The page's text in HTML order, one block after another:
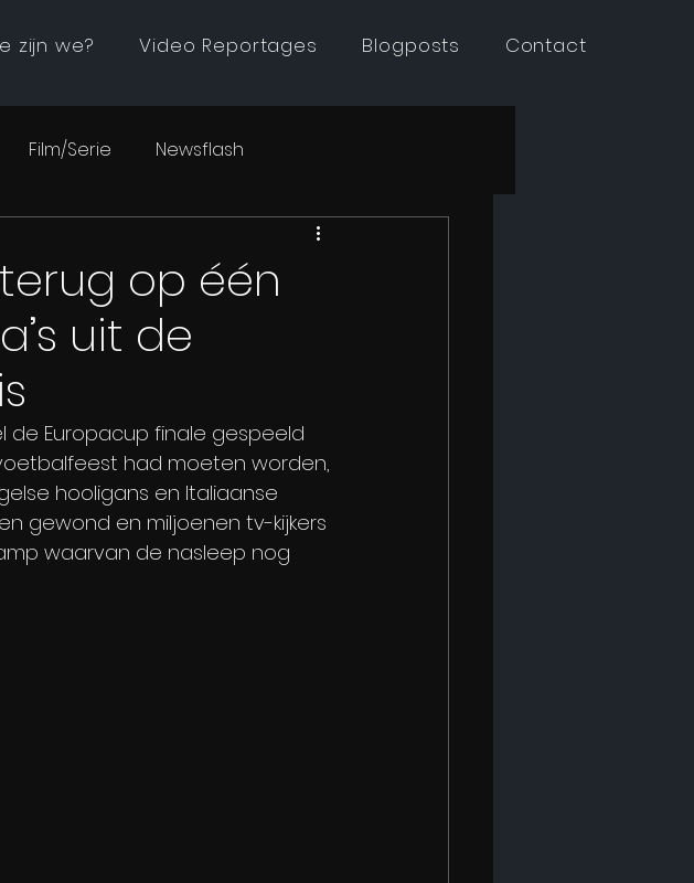
zijn we? Video Reportages Blogposts Contact
Film/Serie Newsflash
op één
uit de
de Europacup finale gespeeld
had moeten worden,
hooligans en Italiaanse
gewond en miljoenen tv-kijkers
waarvan de nasleep nog